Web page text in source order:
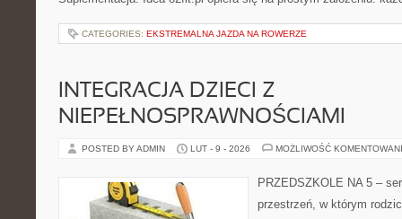
CATEGORIES: EKSTREMALNA JAZDA NA ROWERZE
INTEGRACJA DZIECI Z
NIEPEŁNOSPRAWNOŚCIAMI
POSTED BY ADMIN LUT - 9 - 2026 MOŻLIWOŚĆ
PRZEDSZKOLE NA 5 –
przestrzeń, w którym